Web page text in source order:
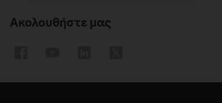
Ακολουθήστε μας